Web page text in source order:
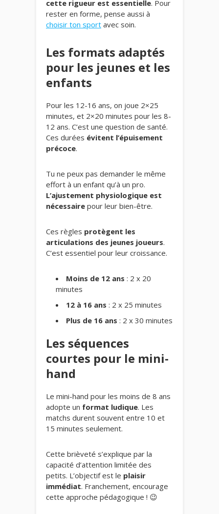
cette rigueur est essentielle. Pour
rester en forme, pense aussi à
choisir ton sport avec soin.
Les formats adaptés
pour les jeunes et les
enfants
Pour les 12-16 ans, on joue 2×25
minutes, et 2×20 minutes pour les 8-
12 ans. C’est une question de santé.
Ces durées évitent l’épuisement
précoce.
Tu ne peux pas demander le même
effort à un enfant qu’à un pro.
L’ajustement physiologique est
nécessaire pour leur bien-être.
Ces règles protègent les
articulations des jeunes joueurs.
C’est essentiel pour leur croissance.
Moins de 12 ans : 2 x 20
minutes
12 à 16 ans : 2 x 25 minutes
Plus de 16 ans : 2 x 30 minutes
Les séquences
courtes pour le mini-
hand
Le mini-hand pour les moins de 8 ans
adopte un format ludique. Les
matchs durent souvent entre 10 et
15 minutes seulement.
Cette brièveté s’explique par la
capacité d’attention limitée des
petits. L’objectif est le plaisir
immédiat. Franchement, encourage
cette approche pédagogique ! 😉